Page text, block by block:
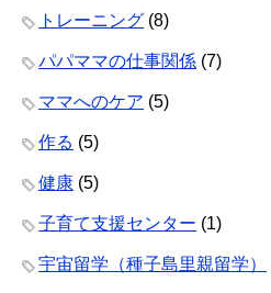
トレーニング (8)
パパママの仕事関係 (7)
ママへのケア (5)
作る (5)
健康 (5)
子育て支援センター (1)
宇宙留学（種子島里親留学）